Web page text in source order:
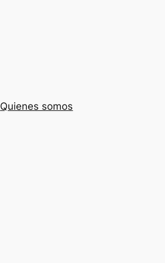
Quienes somos